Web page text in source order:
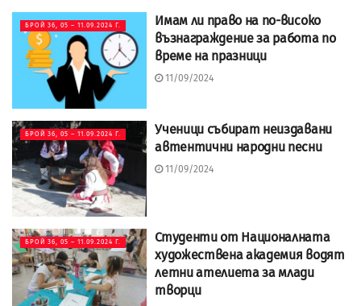
БРОЙ 36, 05 – 11.09.2024 Г.
Имам ли право на по-високо
възнаграждение за работа по
време на празници
11/09/2024
БРОЙ 36, 05 – 11.09.2024 Г.
Ученици събират неиздавани
автентични народни песни
11/09/2024
БРОЙ 36, 05 – 11.09.2024 Г.
Студенти от Националната
художествена академия водят
летни ателиета за млади
творци